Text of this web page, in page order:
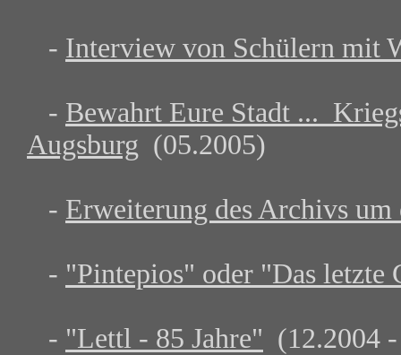
- Interview von Schülern mit
- Bewahrt Eure Stadt ...
Augsburg (05.2005)
- Erweiterung des Archivs
- "Pintepios" oder "Das letzte
- "Lettl - 85 Jahre" (12.2004